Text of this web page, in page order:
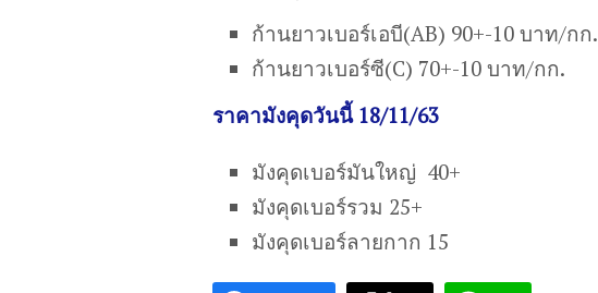
ก้านยาวเบอร์เอบี(AB) 90+-10 บาท/กก.
ก้านยาวเบอร์ซี(C) 70+-10 บาท/กก.
ราคามังคุดวันนี้ 18/11/63
มังคุดเบอร์มันใหญ่ 40+
มังคุดเบอร์รวม 25+
มังคุดเบอร์ลายกาก 15